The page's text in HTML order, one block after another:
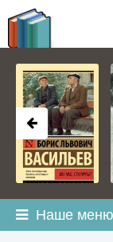
Наше
BOOK